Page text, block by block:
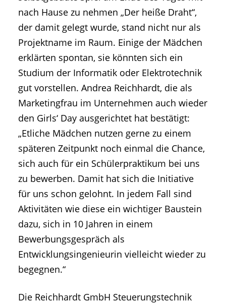
nach Hause zu nehmen „Der heiße Draht“,
der damit gelegt wurde, stand nicht nur als
Projektname im Raum. Einige der Mädchen
erklärten spontan, sie könnten sich ein
Studium der Informatik oder Elektrotechnik
gut vorstellen. Andrea Reichhardt, die als
Marketingfrau im Unternehmen auch wieder
den Girls‘ Day ausgerichtet hat bestätigt:
„Etliche Mädchen nutzen gerne zu einem
späteren Zeitpunkt noch einmal die Chance,
sich auch für ein Schülerpraktikum bei uns
zu bewerben. Damit hat sich die Initiative
für uns schon gelohnt. In jedem Fall sind
Aktivitäten wie diese ein wichtiger Baustein
dazu, sich in 10 Jahren in einem
Bewerbungsgespräch als
Entwicklungsingenieurin vielleicht wieder zu
begegnen.“
Die Reichhardt GmbH Steuerungstechnik